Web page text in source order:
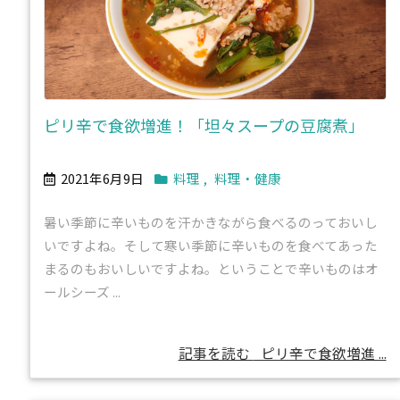
ピリ辛で食欲増進！「坦々スープの豆腐煮」
2021年6月9日 料理 , 料理・健康
暑い季節に辛いものを汗かきながら食べるのっておいし
いですよね。そして寒い季節に辛いものを食べてあった
まるのもおいしいですよね。ということで辛いものはオ
ールシーズ ...
記事を読む ピリ辛で食欲増進 ...